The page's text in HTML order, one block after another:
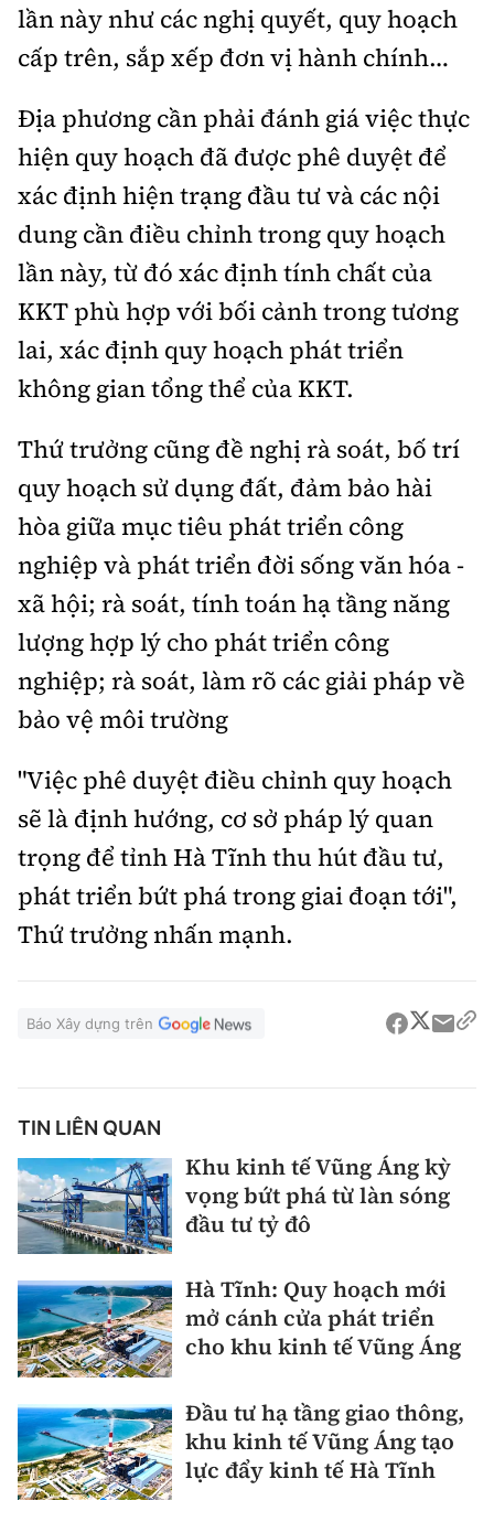
lần này như các nghị quyết, quy hoạch
cấp trên, sắp xếp đơn vị hành chính…
Địa phương cần phải đánh giá việc thực
hiện quy hoạch đã được phê duyệt để
xác định hiện trạng đầu tư và các nội
dung cần điều chỉnh trong quy hoạch
lần này, từ đó xác định tính chất của
KKT phù hợp với bối cảnh trong tương
lai, xác định quy hoạch phát triển
không gian tổng thể của KKT.
Thứ trưởng cũng đề nghị rà soát, bố trí
quy hoạch sử dụng đất, đảm bảo hài
hòa giữa mục tiêu phát triển công
nghiệp và phát triển đời sống văn hóa -
xã hội; rà soát, tính toán hạ tầng năng
lượng hợp lý cho phát triển công
nghiệp; rà soát, làm rõ các giải pháp về
bảo vệ môi trường
"Việc phê duyệt điều chỉnh quy hoạch
sẽ là định hướng, cơ sở pháp lý quan
trọng để tỉnh Hà Tĩnh thu hút đầu tư,
phát triển bứt phá trong giai đoạn tới",
Thứ trưởng nhấn mạnh.
Báo Xây dựng trên
TIN LIÊN QUAN
Khu kinh tế Vũng Áng kỳ
vọng bứt phá từ làn sóng
đầu tư tỷ đô
Hà Tĩnh: Quy hoạch mới
mở cánh cửa phát triển
cho khu kinh tế Vũng Áng
Đầu tư hạ tầng giao thông,
khu kinh tế Vũng Áng tạo
lực đẩy kinh tế Hà Tĩnh